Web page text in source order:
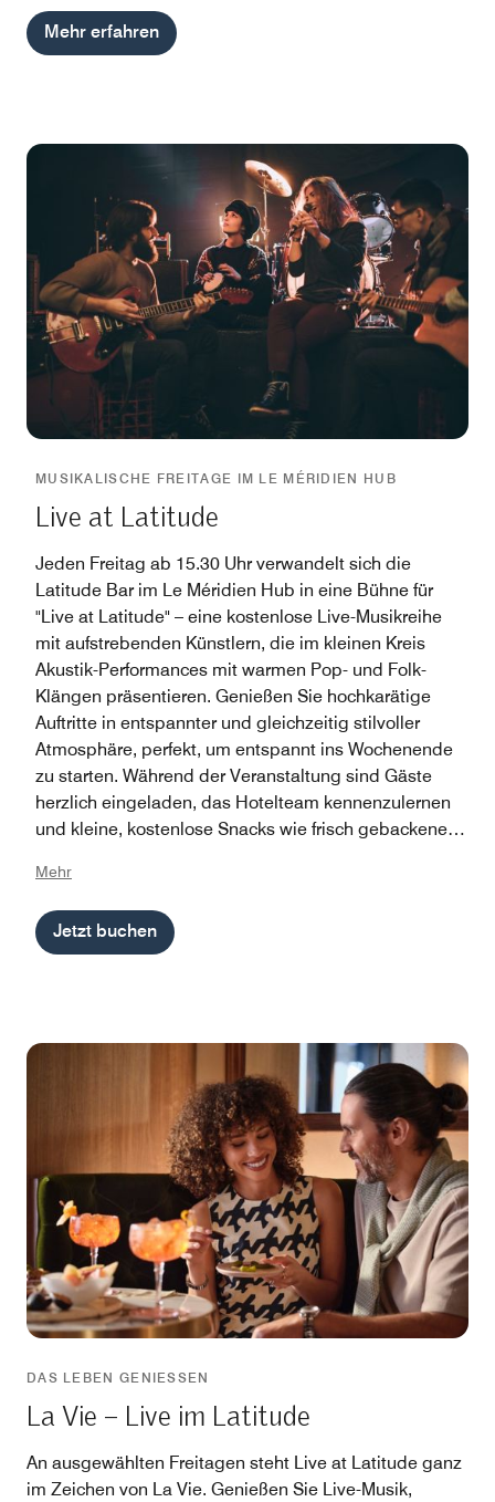
Mehr erfahren
MUSIKALISCHE FREITAGE IM LE MÉRIDIEN HUB
Live at Latitude
Jeden Freitag ab 15.30 Uhr verwandelt sich die
Latitude Bar im Le Méridien Hub in eine Bühne für
"Live at Latitude" – eine kostenlose Live-Musikreihe
mit aufstrebenden Künstlern, die im kleinen Kreis
Akustik-Performances mit warmen Pop- und Folk-
Klängen präsentieren. Genießen Sie hochkarätige
Auftritte in entspannter und gleichzeitig stilvoller
Atmosphäre, perfekt, um entspannt ins Wochenende
zu starten. Während der Veranstaltung sind Gäste
herzlich eingeladen, das Hotelteam kennenzulernen
und kleine, kostenlose Snacks wie frisch gebackene
genießen. Erleben Sie Live-Musik bei guter Stimmung
und knüpfen Sie neue Kontakte.
Mehr
Jetzt buchen
DAS LEBEN GENIESSEN
La Vie – Live im Latitude
An ausgewählten Freitagen steht Live at Latitude ganz
im Zeichen von La Vie. Genießen Sie Live-Musik,